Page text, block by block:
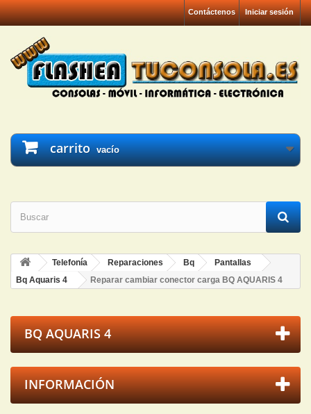
Iniciar sesión
Contáctenos
carrito vacío
Telefonía Reparaciones Bq
Pantallas
Bq Aquaris 4
Reparar cambiar conector carga BQ AQUARIS 4
BQ AQUARIS 4
INFORMACIÓN